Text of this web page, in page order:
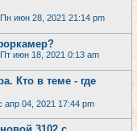
Пн июн 28, 2021 21:14 pm
Пт июн 18, 2021 0:13 am
Кто в теме - где
апр 04, 2021 17:44 pm